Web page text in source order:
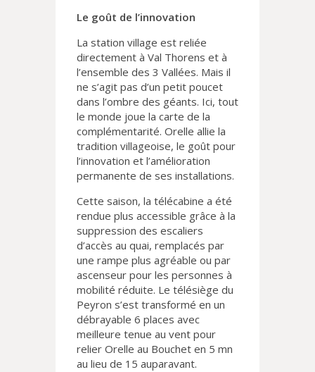
Le goût de l’innovation
La station village est reliée
directement à Val Thorens et à
l’ensemble des 3 Vallées. Mais il
ne s’agit pas d’un petit poucet
dans l’ombre des géants. Ici, tout
le monde joue la carte de la
complémentarité. Orelle allie la
tradition villageoise, le goût pour
l’innovation et l’amélioration
permanente de ses installations.
Cette saison, la télécabine a été
rendue plus accessible grâce à la
suppression des escaliers
d’accès au quai, remplacés par
une rampe plus agréable ou par
ascenseur pour les personnes à
mobilité réduite. Le télésiège du
Peyron s’est transformé en un
débrayable 6 places avec
meilleure tenue au vent pour
relier Orelle au Bouchet en 5 mn
au lieu de 15 auparavant.